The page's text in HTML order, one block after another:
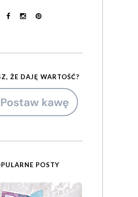
ŻE DAJĘ WARTOŚĆ?
POSTY